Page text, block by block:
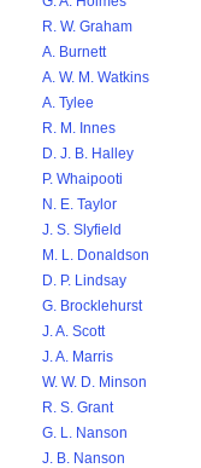
R. W. Graham
A. Burnett
A. W. M. Watkins
A. Tylee
R. M. Innes
D. J. B. Halley
P. Whaipooti
N. E. Taylor
J. S. Slyfield
M. L. Donaldson
D. P. Lindsay
G. Brocklehurst
J. A. Scott
J. A. Marris
W. W. D. Minson
R. S. Grant
G. L. Nanson
J. B. Nanson